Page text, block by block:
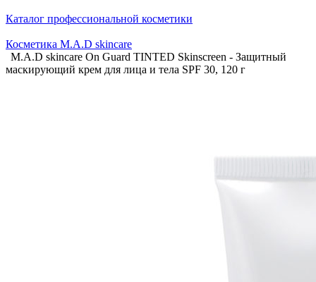
Каталог профессиональной косметики
Косметика M.A.D skincare
M.A.D skincare On Guard TINTED Skinscreen - Защитный
маскирующий крем для лица и тела SPF 30, 120 г